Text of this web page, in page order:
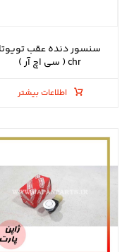
سنسور دنده عقب تویوتا
chr ( سی اچ آر )
اطلاعات بیشتر